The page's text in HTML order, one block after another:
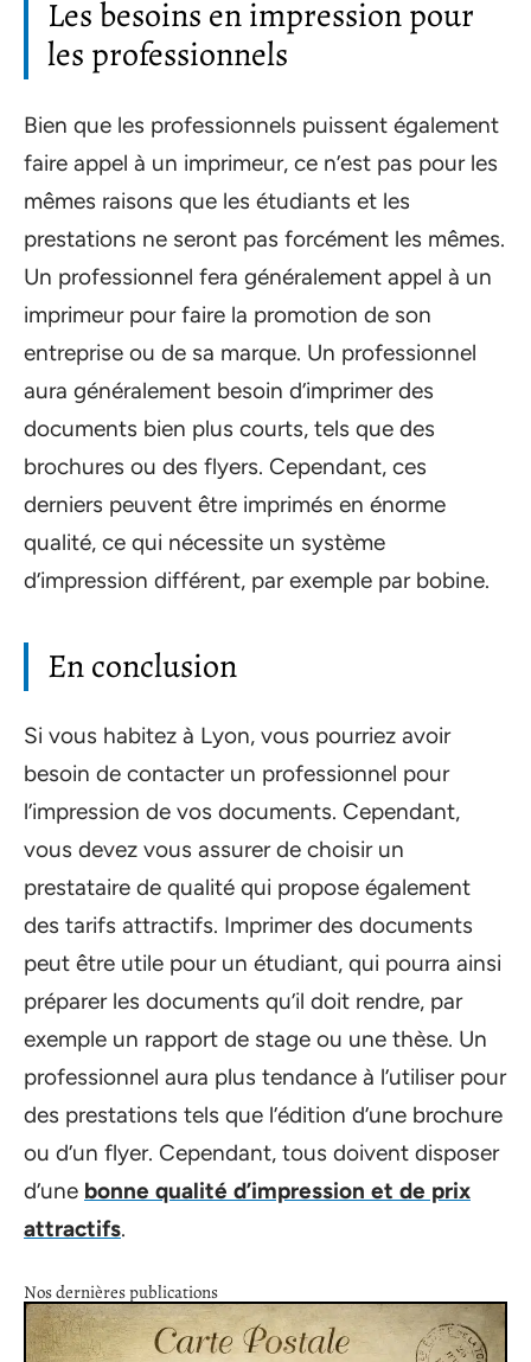
Les besoins en impression pour
les professionnels
Bien que les professionnels puissent également
faire appel à un imprimeur, ce n’est pas pour les
mêmes raisons que les étudiants et les
prestations ne seront pas forcément les mêmes.
Un professionnel fera généralement appel à un
imprimeur pour faire la promotion de son
entreprise ou de sa marque. Un professionnel
aura généralement besoin d’imprimer des
documents bien plus courts, tels que des
brochures ou des flyers. Cependant, ces
derniers peuvent être imprimés en énorme
qualité, ce qui nécessite un système
d’impression différent, par exemple par bobine.
En conclusion
Si vous habitez à Lyon, vous pourriez avoir
besoin de contacter un professionnel pour
l’impression de vos documents. Cependant,
vous devez vous assurer de choisir un
prestataire de qualité qui propose également
des tarifs attractifs. Imprimer des documents
peut être utile pour un étudiant, qui pourra ainsi
préparer les documents qu’il doit rendre, par
exemple un rapport de stage ou une thèse. Un
professionnel aura plus tendance à l’utiliser pour
des prestations tels que l’édition d’une brochure
ou d’un flyer. Cependant, tous doivent disposer
d’une bonne qualité d’impression et de prix
attractifs.
Nos dernières publications